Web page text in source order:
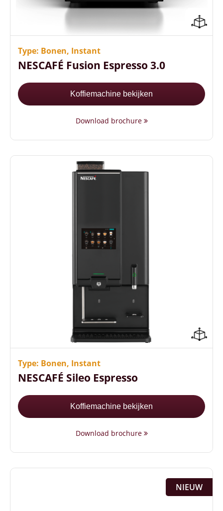
Optimale temperatuur vanaf het 1e kopje
Energiezuinige (A+ label)
Type: Bonen, Instant
NESCAFÉ Fusion Espresso 3.0
Koffiemachine bekijken
Download brochure
Gebruiks- en onderhoudsvriendelijk
Sterkteregeling per consumptie
Twee verschillende koffiesoorten
Type: Bonen, Instant
NESCAFÉ Sileo Espresso
Koffiemachine bekijken
Download brochure
NIEUW